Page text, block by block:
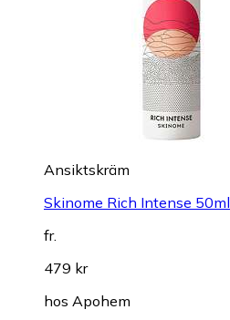
Ansiktskräm
Skinome Rich Intense 50ml
fr.
479 kr
hos Apohem